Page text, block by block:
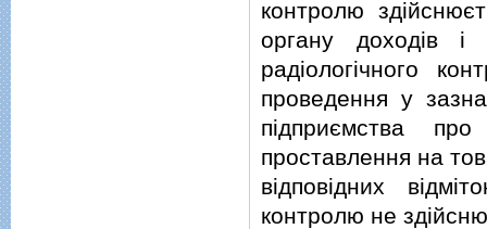
контролю
органу доходiв i
радiологiчного
проведення у
пiдприємства
проставлення на
вiдповiдних
контролю не